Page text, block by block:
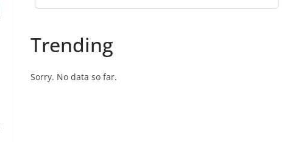
Trending
Sorry. No data so far.